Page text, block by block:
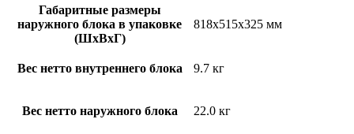
Габаритные размеры
наружного блока в упаковке
(ШxВxГ)
818x515x325 мм
Вес нетто внутреннего блока 9.7 кг
Вес нетто наружного блока 22.0 кг